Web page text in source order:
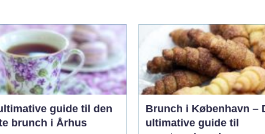
guide til den
brunch i Århus
Brunch i København –
ultimative guide til